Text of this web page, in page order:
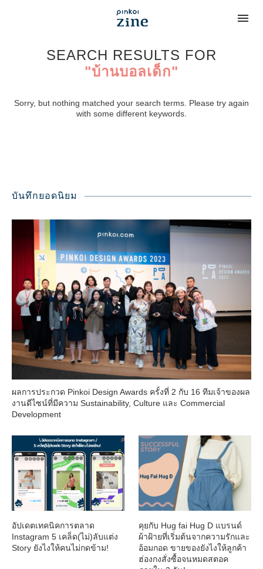
SEARCH RESULTS FOR
"บ้านบอลเด็ก"
Sorry, but nothing matched your search terms. Please try again
with some different keywords.
บันทึกยอดนิยม
ผลการประกวด Pinkoi Design Awards ครั้งที่ 2 กับ 16 ทีมเจ้าของผล
งานดีไซน์ที่มีความ Sustainability, Culture และ Commercial
Development
อัปเดตเทคนิคการตลาด
Instagram 5 เคล็ด(ไม่)ลับแต่ง
Story ยังไงให้คนไม่กดข้าม!
คุยกับ Hug fai Hug D แบรนด์
ผ้าฝ้ายที่เริ่มต้นจากความรักและ
อ้อมกอด ขายของยังไงให้ลูกค้า
ฮ่องกงสั่งซื้อจนหมดสตอค